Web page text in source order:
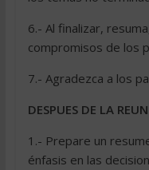
6.- Al finalizar,
compromisos de los
7.- Agradezca a los
DESPUES DE LA
1.- Prepare un
énfasis en las